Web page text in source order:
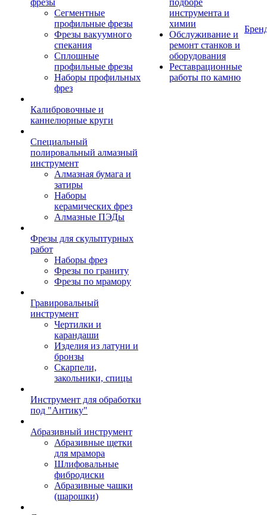
фрезы
Сегментные
профильные фрезы
Фрезы вакуумного
спекания
Сплошные
профильные фрезы
Наборы профильных
фрез
Калибровочные и
каннелюрные круги
Специальный
полировальный алмазный
инструмент
Алмазная бумага и
затиры
Наборы
керамических фрез
Алмазные ПЭДы
Фрезы для скульптурных
работ
Наборы фрез
Фрезы по граниту
Фрезы по мрамору
Гравировальный
инструмент
Чертилки и
карандаши
Изделия из латуни и
бронзы
Скарпели,
закольники, спицы
Инструмент для обработки
под "Антику"
Абразивный инструмент
Абразивные щетки
для мрамора
Шлифовальные
фибродиски
Абразивные чашки
(шарошки)
подборе
инструмента и
химии
Обслуживание и
ремонт станков и
оборудования
Реставрационные
работы по камню